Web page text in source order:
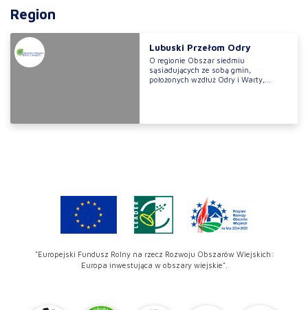
Region
Lubuski Przełom Odry
O regionie Obszar siedmiu
sąsiadujących ze sobą gmin,
położonych wzdłuż Odry i Warty,...
"Europejski Fundusz Rolny na rzecz Rozwoju Obszarów Wiejskich:
Europa inwestująca w obszary wiejskie".